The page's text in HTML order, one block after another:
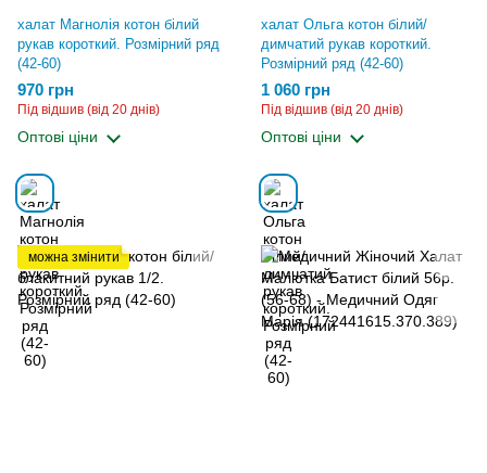
халат Магнолія котон білий
рукав короткий. Розмірний ряд
(42-60)
970 грн
Під відшив (від 20 днів)
Оптові ціни
халат Ольга котон білий/
димчатий рукав короткий.
Розмірний ряд (42-60)
1 060 грн
Під відшив (від 20 днів)
Оптові ціни
можна змінити